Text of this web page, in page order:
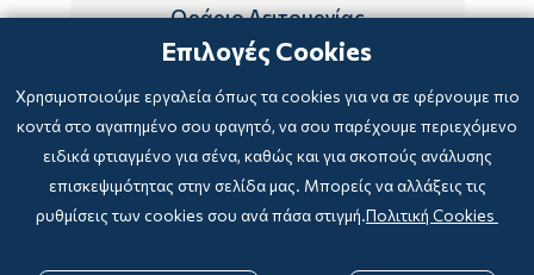
Ωράριο Λειτουργίας
ΔΕ-ΤΕ-ΣΑ 09:00-15:00
Επιλογές Cookies
Χρησιμοποιούμε εργαλεία όπως τα cookies για να σε φέρνουμε πιο
κοντά στο αγαπημένο σου φαγητό, να σου παρέχουμε περιεχόμενο
ειδικά φτιαγμένο για σένα, καθώς και για σκοπούς ανάλυσης
επισκεψιμότητας στην σελίδα μας. Μπορείς να αλλάξεις τις
ρυθμίσεις των cookies σου ανά πάσα στιγμή.Πολιτική Cookies